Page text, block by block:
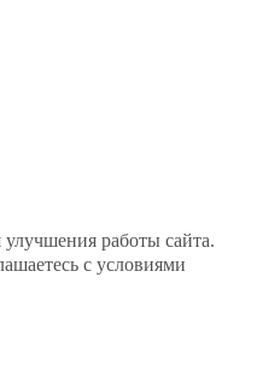
работы сайта.
с условиями